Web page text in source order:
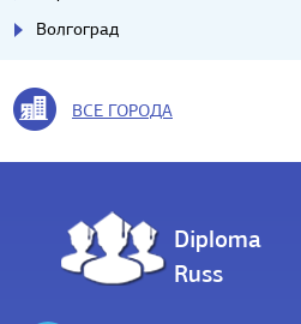
Волгоград
ВСЕ ГОРОДА
Diploma
Russ